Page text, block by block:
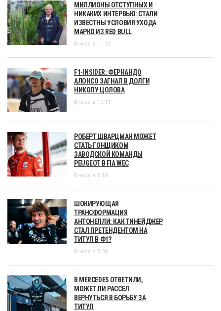
МИЛЛИОНЫ ОТСТУПНЫХ И
НИКАКИХ ИНТЕРВЬЮ: СТАЛИ
ИЗВЕСТНЫ УСЛОВИЯ УХОДА
МАРКО ИЗ RED BULL
Вчера в 11:12
F1-INSIDER: ФЕРНАНДО
АЛОНСО ЗАГНАЛ В ДОЛГИ
НИКОЛУ ЦОЛОВА
Вчера в 10:11
РОБЕРТ ШВАРЦМАН МОЖЕТ
СТАТЬ ГОНЩИКОМ
ЗАВОДСКОЙ КОМАНДЫ
PEUGEOT В FIA WEC
Вчера в 9:10
ШОКИРУЮЩАЯ
ТРАНСФОРМАЦИЯ
АНТОНЕЛЛИ: КАК ТИНЕЙДЖЕР
СТАЛ ПРЕТЕНДЕНТОМ НА
ТИТУЛ В Ф1?
Вчера в 8:30
В MERCEDES ОТВЕТИЛИ,
МОЖЕТ ЛИ РАССЕЛ
ВЕРНУТЬСЯ В БОРЬБУ ЗА
ТИТУЛ